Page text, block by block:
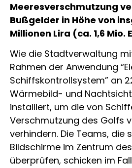
Meeresverschmutzung
Bußgelder in Höhe von
Millionen Lira (ca. 1,6 Mio.
Wie die Stadtverwaltung
Rahmen der Anwendung
Schiffskontrollsystem” an
Wärmebild- und
installiert, um die von
Verschmutzung des Golfs
verhindern. Die Teams, die
Bildschirme im Zentrum
überprüfen, schicken im